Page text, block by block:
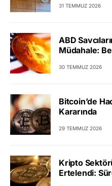
31 TEMMUZ 2026
ABD
Müdahale:
30 TEMMUZ 2026
Bitcoin’de
Kararında
29 TEMMUZ 2026
Kripto
Ertelendi: